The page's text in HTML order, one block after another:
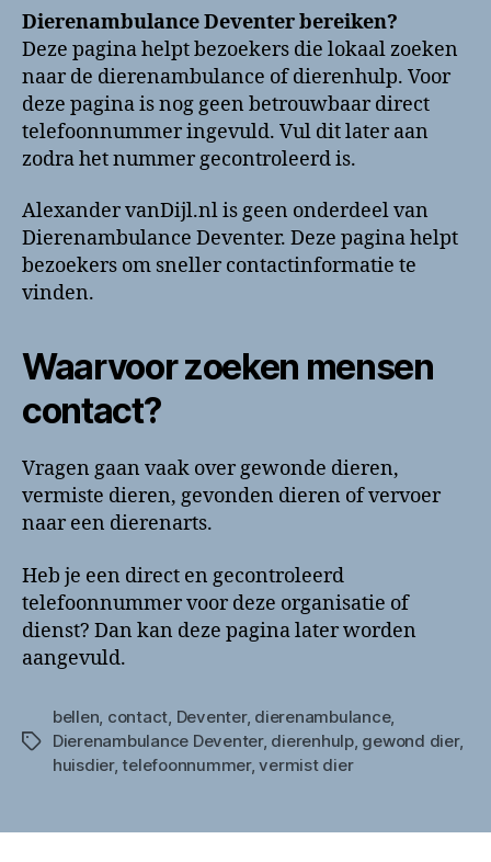
bellen?
Telefoonnummer
en
contactinformatie
Dierenambulance Deventer bereiken?
Deze pagina helpt bezoekers die lokaal zoeken
naar de dierenambulance of dierenhulp. Voor
deze pagina is nog geen betrouwbaar direct
telefoonnummer ingevuld. Vul dit later aan
zodra het nummer gecontroleerd is.
Alexander vanDijl.nl is geen onderdeel van
Dierenambulance Deventer. Deze pagina helpt
bezoekers om sneller contactinformatie te
vinden.
Waarvoor zoeken mensen
contact?
Vragen gaan vaak over gewonde dieren,
vermiste dieren, gevonden dieren of vervoer
naar een dierenarts.
Heb je een direct en gecontroleerd
telefoonnummer voor deze organisatie of
dienst? Dan kan deze pagina later worden
aangevuld.
Tags
bellen contact Deventer, dierenambulance,
Dierenambulance Deventer, dierenhulp, gewond dier,
huisdier,telefoonnummer,vermist dier